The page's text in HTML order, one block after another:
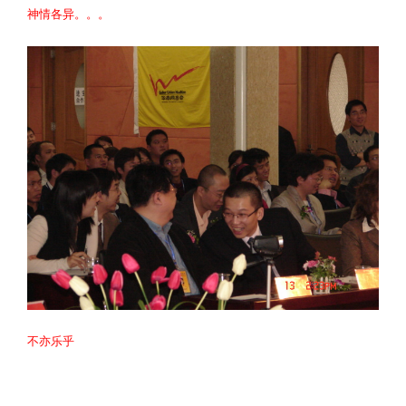
神情各异。。。
不亦乐乎